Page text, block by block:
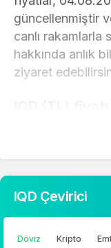
güncellenmiştir
canlı rakamlarla
hakkında anlık
ziyaret
göstermiştir..
IQD hesaplama
yer alan çevirici
IQD Çevirici
Döviz Kripto